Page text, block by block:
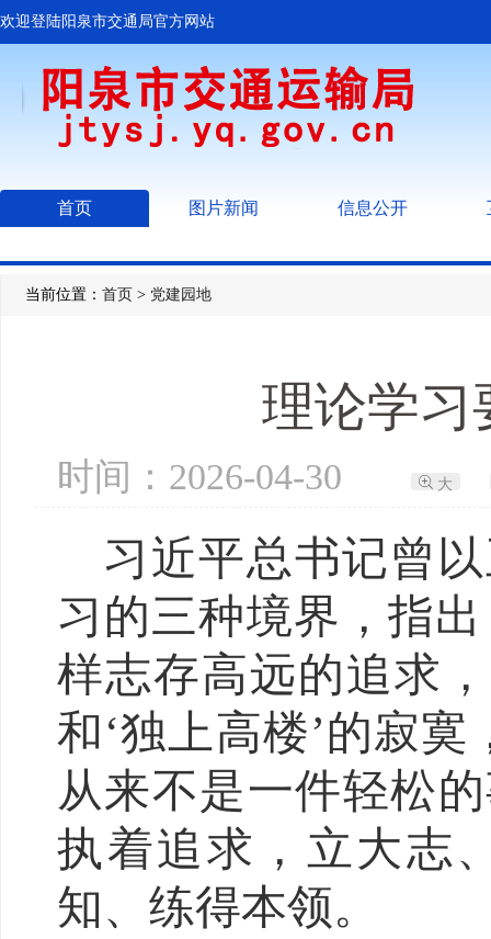
欢迎登陆阳泉市交通局官方网站
首页 图片新闻 信息公开
当前位置： 首页 > 党建园地
理论学习
时间：2026-04-30 大
习近平总书记曾
习的三种境界，指
样志存高远的追求
和‘独上高楼’的寂
从来不是一件轻松
执着追求，立大志
知、练得本领。